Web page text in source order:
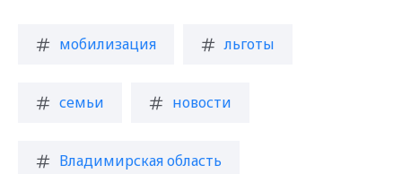
мобилизация льготы
семьи новости
Владимирская область